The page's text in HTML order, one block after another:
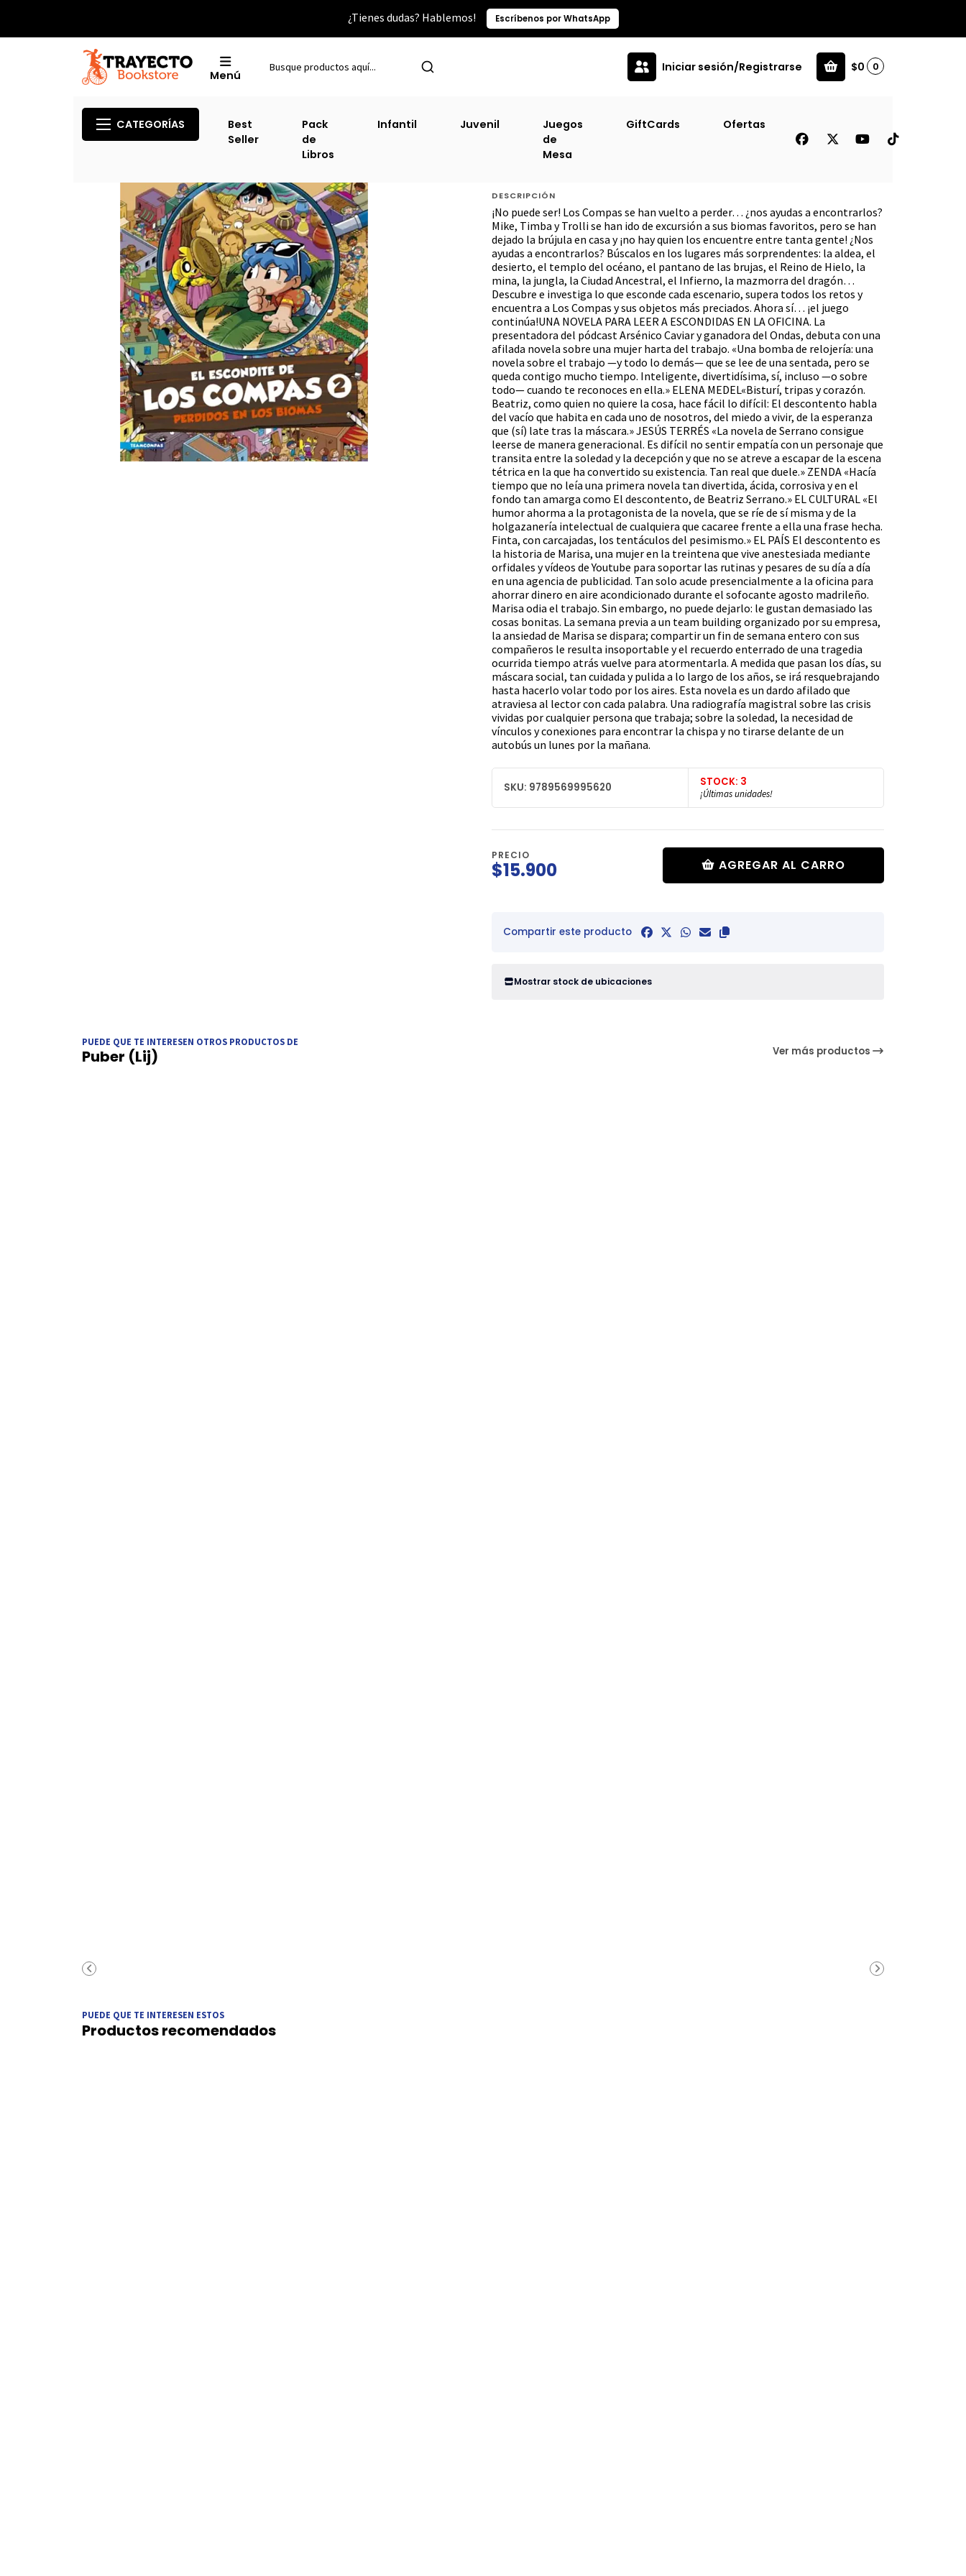
¿Tienes dudas? Hablemos! Escríbenos por WhatsApp
Menú
Iniciar sesión/Registrarse $0 0
CATEGORÍAS
Best
Seller
Pack
de
Libros
Infantil Juvenil
Juegos
de
Mesa
GiftCards Ofertas
El Escondite De Los Compas # 2 [Pub]
DESCRIPCIÓN
¡No puede ser! Los Compas se han vuelto a perder… ¿nos ayudas a encontrarlos?
Mike, Timba y Trolli se han ido de excursión a sus biomas favoritos, pero se han
dejado la brújula en casa y ¡no hay quien los encuentre entre tanta gente! ¿Nos
ayudas a encontrarlos? Búscalos en los lugares más sorprendentes: la aldea, el
desierto, el templo del océano, el pantano de las brujas, el Reino de Hielo, la
mina, la jungla, la Ciudad Ancestral, el Infierno, la mazmorra del dragón…
Descubre e investiga lo que esconde cada escenario, supera todos los retos y
encuentra a Los Compas y sus objetos más preciados. Ahora sí… ¡el juego
continúa!UNA NOVELA PARA LEER A ESCONDIDAS EN LA OFICINA. La
presentadora del pódcast Arsénico Caviar y ganadora del Ondas, debuta con una
afilada novela sobre una mujer harta del trabajo. «Una bomba de relojería: una
novela sobre el trabajo —y todo lo demás— que se lee de una sentada, pero se
queda contigo mucho tiempo. Inteligente, divertidísima, sí, incluso —o sobre
todo— cuando te reconoces en ella.» ELENA MEDEL«Bisturí, tripas y corazón.
Beatriz, como quien no quiere la cosa, hace fácil lo difícil: El descontento habla
del vacío que habita en cada uno de nosotros, del miedo a vivir, de la esperanza
que (sí) late tras la máscara.» JESÚS TERRÉS «La novela de Serrano consigue
leerse de manera generacional. Es difícil no sentir empatía con un personaje que
transita entre la soledad y la decepción y que no se atreve a escapar de la escena
tétrica en la que ha convertido su existencia. Tan real que duele.» ZENDA «Hacía
tiempo que no leía una primera novela tan divertida, ácida, corrosiva y en el
fondo tan amarga como El descontento, de Beatriz Serrano.» EL CULTURAL «El
humor ahorma a la protagonista de la novela, que se ríe de sí misma y de la
holgazanería intelectual de cualquiera que cacaree frente a ella una frase hecha.
Finta, con carcajadas, los tentáculos del pesimismo.» EL PAÍS El descontento es
la historia de Marisa, una mujer en la treintena que vive anestesiada mediante
orfidales y vídeos de Youtube para soportar las rutinas y pesares de su día a día
en una agencia de publicidad. Tan solo acude presencialmente a la oficina para
ahorrar dinero en aire acondicionado durante el sofocante agosto madrileño.
Marisa odia el trabajo. Sin embargo, no puede dejarlo: le gustan demasiado las
cosas bonitas. La semana previa a un team building organizado por su empresa,
la ansiedad de Marisa se dispara; compartir un fin de semana entero con sus
compañeros le resulta insoportable y el recuerdo enterrado de una tragedia
ocurrida tiempo atrás vuelve para atormentarla. A medida que pasan los días, su
máscara social, tan cuidada y pulida a lo largo de los años, se irá resquebrajando
hasta hacerlo volar todo por los aires. Esta novela es un dardo afilado que
atraviesa al lector con cada palabra. Una radiografía magistral sobre las crisis
vividas por cualquier persona que trabaja; sobre la soledad, la necesidad de
vínculos y conexiones para encontrar la chispa y no tirarse delante de un
autobús un lunes por la mañana.
SKU: 9789569995620 STOCK: 3
¡Últimas unidades!
PRECIO
$15.900 AGREGAR AL CARRO
Compartir este producto
Mostrar stock de ubicaciones
PUEDE QUE TE INTERESEN OTROS PRODUCTOS DE
Puber (Lij) Ver más productos
PUEDE QUE TE INTERESEN ESTOS
Productos recomendados